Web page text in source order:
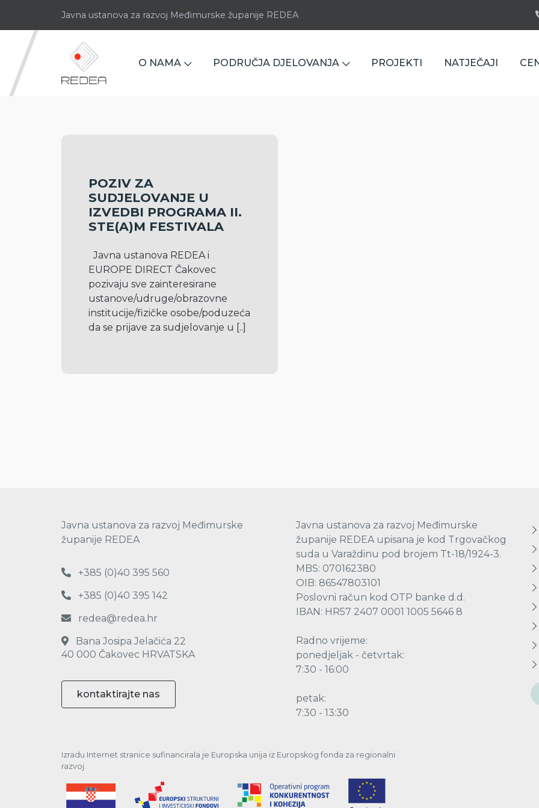
Javna ustanova za razvoj Međimurske županije REDEA
O NAMA PODRUČJA DJELOVANJA PROJEKTI NATJEČAJI
POZIV ZA
SUDJELOVANJE U
IZVEDBI PROGRAMA II.
STE(A)M FESTIVALA
Javna ustanova REDEA i
EUROPE DIRECT Čakovec
pozivaju sve zainteresirane
ustanove/udruge/obrazovne
institucije/fizičke osobe/poduzeća
da se prijave za sudjelovanje u [..]
Javna ustanova za razvoj Međimurske
županije REDEA
+385 (0)40 395 560
+385 (0)40 395 142
redea@redea.hr
Bana Josipa Jelačića 22
40 000 Čakovec HRVATSKA
kontaktirajte nas
Javna ustanova za razvoj Međimurske
županije REDEA upisana je kod Trgovačkog
suda u Varaždinu pod brojem Tt-18/1924-3.
MBS: 070162380
OIB: 86547803101
Poslovni račun kod OTP banke d.d.
IBAN: HR57 2407 0001 1005 5646 8
Radno vrijeme:
ponedjeljak - četvrtak:
7:30 - 16:00
petak:
7:30 - 13:30
Izradu Internet stranice sufinancirala je Europska unija iz Europskog fonda za regionalni
razvoj.